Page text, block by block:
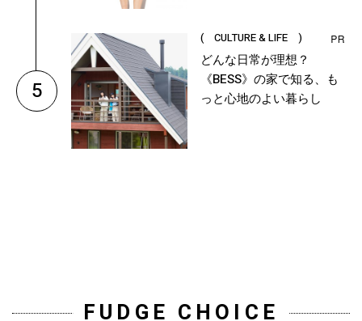
5
( CULTURE & LIFE )
どんな日常が理想？
《BESS》の家で知る、も
っと心地のよい暮らし
FUDGE CHOICE